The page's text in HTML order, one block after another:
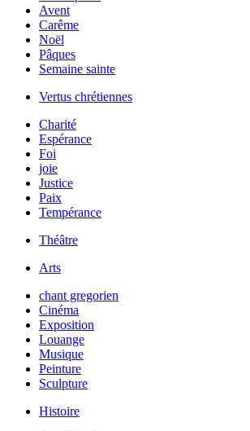
Avent
Carême
Noël
Pâques
Semaine sainte
Vertus chrétiennes
Charité
Espérance
Foi
joie
Justice
Paix
Tempérance
Théâtre
Arts
chant gregorien
Cinéma
Exposition
Louange
Musique
Peinture
Sculpture
Histoire